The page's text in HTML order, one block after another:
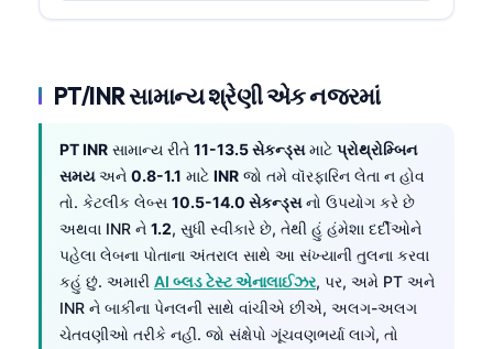
PT/INR સામાન્ય શ્રેણી એક નજરમાં
PT INR સામાન્ય રીતે 11-13.5 સેકન્ડ્સમાટે પ્રોથ્રોમ્બિન
સમયઅને 0.8-1.1 માટે INR જો તમે વૉરફારિન લેતા ન હોવ
તો. કેટલીક લેબ્સ 10.5-14.0 સેકન્ડ્સનો ઉપયોગ કરે છે
અથવા INR ને 1.2, સુધી સ્વીકારે છે, તેથી હું હંમેશા દર્દીઓને
પહેલા લેબના પોતાના અંતરાલ સાથે આ સંખ્યાની તુલના કરવા
કહું છું. અમારી AI બ્લડ ટેસ્ટ એનાલાઈઝર, પર, અમે PT અને
INR ને બાકીના પેનલની સાથે વાંચીએ છીએ, અલગ-અલગ
ચેતવણીઓ તરીકે નહીં. જો સંક્ષેપો ગૂંચવણભર્યા લાગે, તો